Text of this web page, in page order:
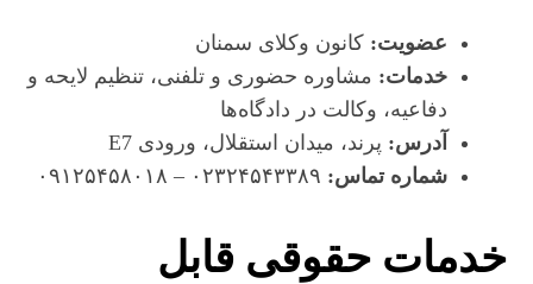
عضویت: کانون وکلای سمنان
خدمات: مشاوره حضوری و تلفنی، تنظیم لایحه و
دفاعیه، وکالت در دادگاه‌ها
آدرس: پرند، میدان استقلال، ورودی E7
شماره تماس:
خدمات حقوقی قابل